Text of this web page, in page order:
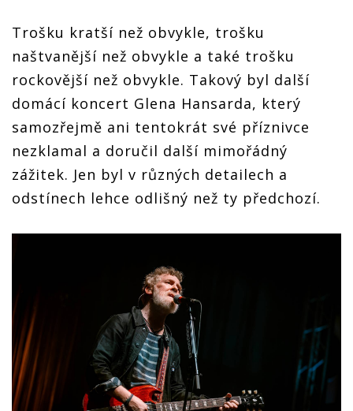
Trošku kratší než obvykle, trošku
naštvanější než obvykle a také trošku
rockovější než obvykle. Takový byl další
domácí koncert Glena Hansarda, který
samozřejmě ani tentokrát své příznivce
nezklamal a doručil další mimořádný
zážitek. Jen byl v různých detailech a
odstínech lehce odlišný než ty předchozí.